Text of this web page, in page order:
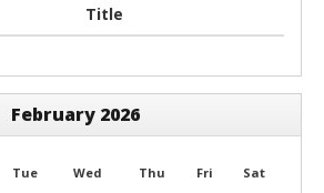
Title
February 2026
Tue Wed Thu Fri Sat